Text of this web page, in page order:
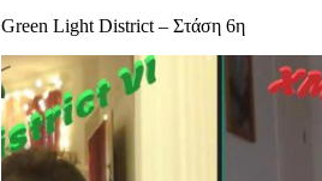
Green Light District – Στάση 6η